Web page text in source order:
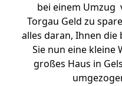
bei einem Umzug
Torgau Geld zu
alles daran, Ihnen die
Sie nun eine kleine
großes Haus in